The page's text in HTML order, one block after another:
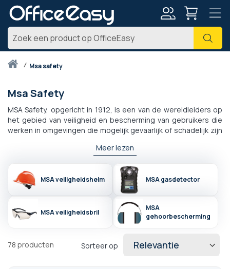
Zoek
Thuismsa safety
Msa Safety
MSA Safety, opgericht in 1912, is een van de wereldleiders op
het gebied van veiligheid en bescherming van gebruikers die
werken in omgevingen die mogelijk gevaarlijk of schadelijk zijn
MSA Safety biedt een hele reeks
onderscheiden door hun betrouwbaarheid, kwaliteit en lange
levensduur van de gebruikte detectorcellen.
MSA Safety-gecertificeerde producten zijn ontworpen om
optimale veiligheid van werknemers te garanderen
tegelijkertijd te voldoen aan de eisen van industriële
Meer lezen
MSA veiligheidshelm MSA gasdetector
MSA veiligheidsbril
MSA
gehoorbescherming
78 producten Sorteer op